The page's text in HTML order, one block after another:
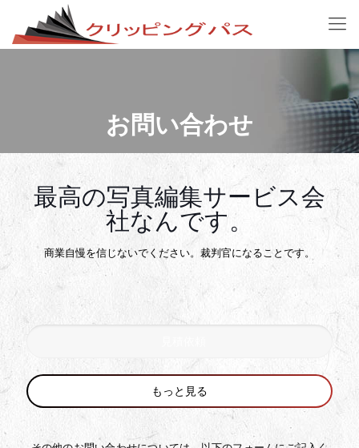
お問い合わせ
最高の写真編集サービス会
社なんです。
商業自慢を信じないでください。裁判官になることです。
もっと見る